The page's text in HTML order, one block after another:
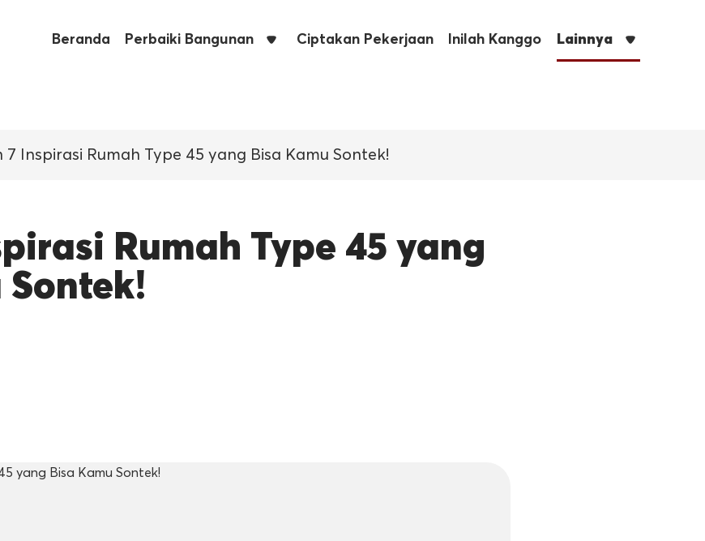
Beranda Perbaiki Bangunan Ciptakan Pekerjaan Inilah Kanggo Lainnya
7 Inspirasi Rumah Type 45 yang Bisa Kamu Sontek!
Rumah Type 45 yang
Sontek!